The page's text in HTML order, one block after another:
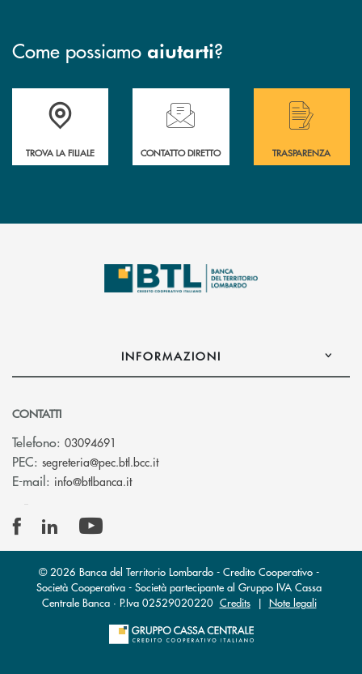
Come possiamo aiutarti?
Accedi all' elenco completo delle filiali .
TROVA LA FILIALE
Hai bisogno di assistenza immediata?
CONTATTO DIRETTO
Hai bisogno di
TRASPARENZA
INFORMAZIONI
CONTATTI
Telefono: 03094691
PEC: segreteria@pec.btl.bcc.it(si apre l’app di posta elettronica)
E-mail: info@btlbanca.it(si apre l’app di posta elettronica)
© 2026 Banca del Territorio Lombardo - Credito Cooperativo -
Società Cooperativa - Società partecipante al Gruppo IVA Cassa
Centrale Banca · P.Iva 02529020220 Credits| Note legali